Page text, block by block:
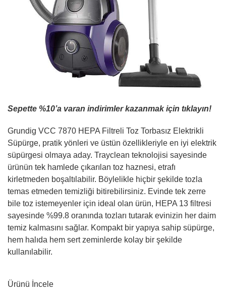
Sepette %10’a varan indirimler kazanmak için tıklayın!
Grundig VCC 7870 HEPA Filtreli Toz Torbasız Elektrikli
Süpürge, pratik yönleri ve üstün özellikleriyle en iyi elektrik
süpürgesi olmaya aday. Trayclean teknolojisi sayesinde
ürünün tek hamlede çıkarılan toz haznesi, etrafı
kirletmeden boşaltılabilir. Böylelikle hiçbir şekilde tozla
temas etmeden temizliği bitirebilirsiniz. Evinde tek zerre
bile toz istemeyenler için ideal olan ürün, HEPA 13 filtresi
sayesinde %99.8 oranında tozları tutarak evinizin her daim
temiz kalmasını sağlar. Kompakt bir yapıya sahip süpürge,
hem halıda hem sert zeminlerde kolay bir şekilde
kullanılabilir.
Ürünü İncele